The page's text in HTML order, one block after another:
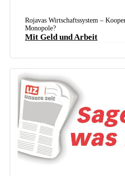
Rojavas Wirtschaftssystem –
Monopole?
Mit Geld und Arbeit